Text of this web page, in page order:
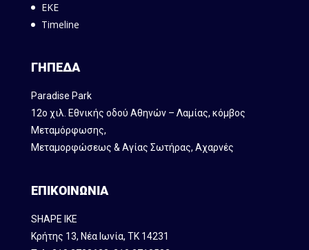
ΕΚΕ
Timeline
ΓΗΠΕΔΑ
Paradise Park
12ο χιλ. Εθνικής οδού Αθηνών – Λαμίας, κόμβος
Mεταμόρφωσης,
Μεταμορφώσεως & Αγίας Σωτήρας, Αχαρνές
ΕΠΙΚΟΙΝΩΝΙΑ
SHAPE IKE
Κρήτης 13, Νέα Ιωνία, ΤΚ 14231